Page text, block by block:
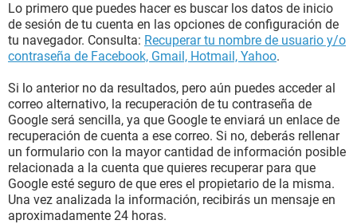
Lo primero que puedes hacer es buscar los datos de inicio
de sesión de tu cuenta en las opciones de configuración de
tu navegador. Consulta: Recuperar tu nombre de usuario y/o
contraseña de Facebook, Gmail, Hotmail, Yahoo.
Si lo anterior no da resultados, pero aún puedes acceder al
correo alternativo, la recuperación de tu contraseña de
Google será sencilla, ya que Google te enviará un enlace de
recuperación de cuenta a ese correo. Si no, deberás rellenar
un formulario con la mayor cantidad de información posible
relacionada a la cuenta que quieres recuperar para que
Google esté seguro de que eres el propietario de la misma.
Una vez analizada la información, recibirás un mensaje en
aproximadamente 24 horas.